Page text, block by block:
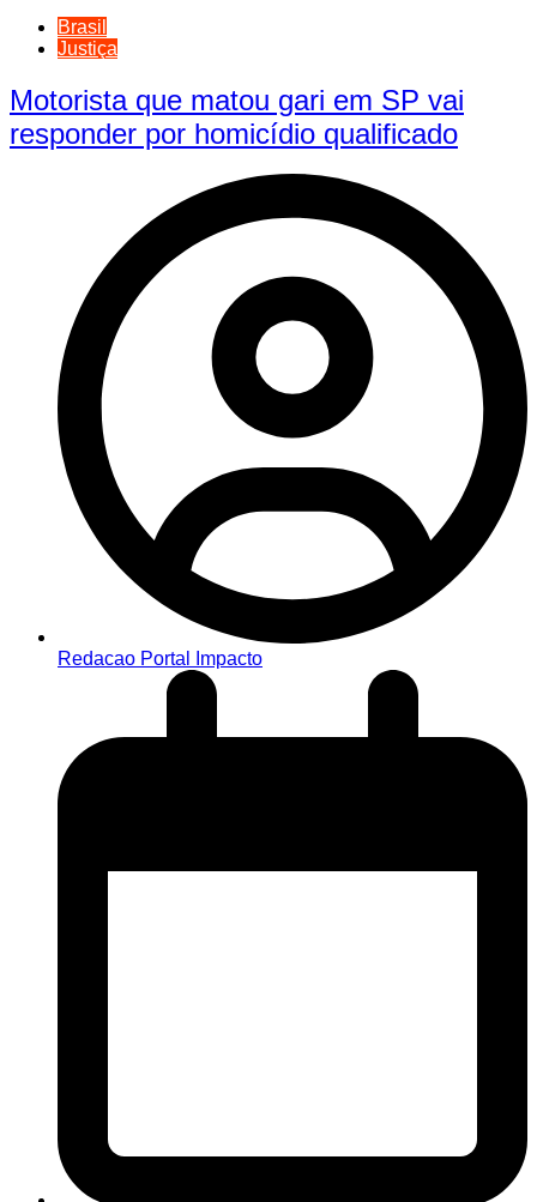
Brasil
Justiça
Motorista que matou gari em SP vai
responder por homicídio qualificado
Redacao Portal Impacto